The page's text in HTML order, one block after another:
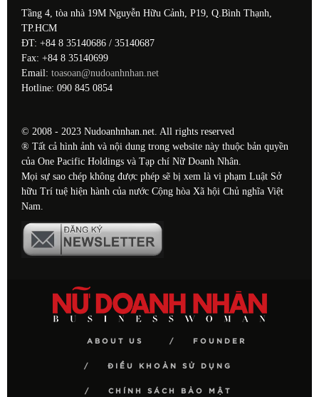
Tầng 4, tòa nhà 19M Nguyễn Hữu Cảnh, P19, Q.Bình Thạnh,
TP.HCM
ĐT: +84 8 35140686 / 35140687
Fax: +84 8 35140699
Email: toasoan@nudoanhnhan.net
Hotline: 090 845 0854
© 2008 - 2023 Nudoanhnhan.net. All rights reserved
® Tất cả hình ảnh và nội dung trong website này thuộc bản quyền
của One Pacific Holdings và Tạp chí Nữ Doanh Nhân.
Mọi sự sao chép không được phép sẽ bị xem là vi phạm Luật Sở
hữu Trí tuệ hiện hành của nước Cộng hòa Xã hội Chủ nghĩa Việt
Nam.
ABOUT US FOUNDER
ĐIỀU KHOẢN SỬ DỤNG
CHÍNH SÁCH BẢO MẬT